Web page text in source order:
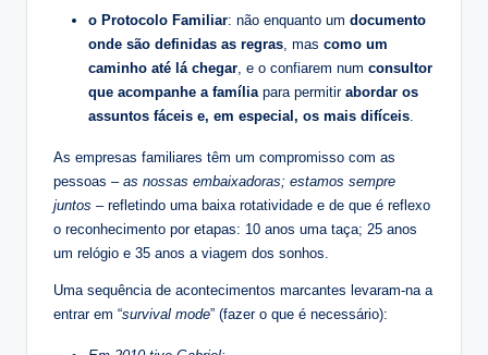
o Protocolo Familiar: não enquanto um documento
onde são definidas as regras , mas como um
caminho até lá chegar , e o confiarem num consultor
que acompanhe a família para permitir abordar os
assuntos fáceis e, em especial, os mais difíceis
As empresas familiares têm um compromisso com as
pessoas – as nossas embaixadoras; estamos sempre
juntos – refletindo uma baixa rotatividade e de que é reflexo
o reconhecimento por etapas: 10 anos uma taça; 25 anos
um relógio e 35 anos a viagem dos sonhos.
Uma sequência de acontecimentos marcantes levaram-na a
entrar em “survival mode” (fazer o que é necessário):